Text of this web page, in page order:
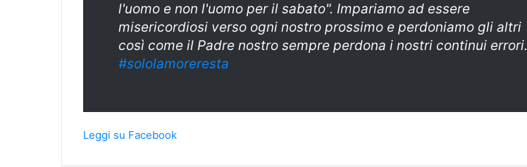
l'uomo e non l'uomo per il sabato". Impariamo ad essere
misericordiosi verso ogni nostro prossimo e perdoniamo gli altri
così come il Padre nostro sempre perdona i nostri continui errori.
#sololamoreresta
Leggi su Facebook